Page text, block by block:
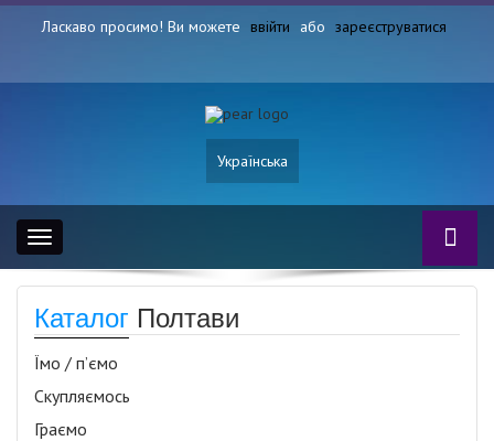
Ласкаво просимо! Ви можете ввійти або зареєструватися
Українська
Toggle
navigation
Каталог Полтави
Їмо / п’ємо
Скупляємось
Граємо